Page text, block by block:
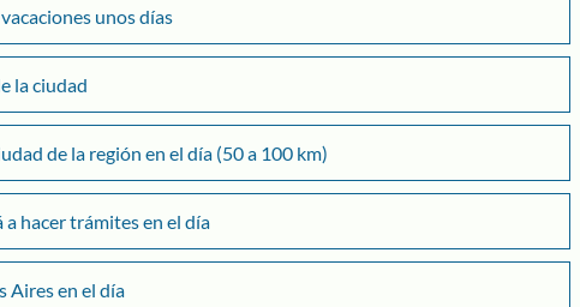
unos días
la ciudad
de la región en el día (50 a 100 km)
a hacer trámites en el día
Aires en el día